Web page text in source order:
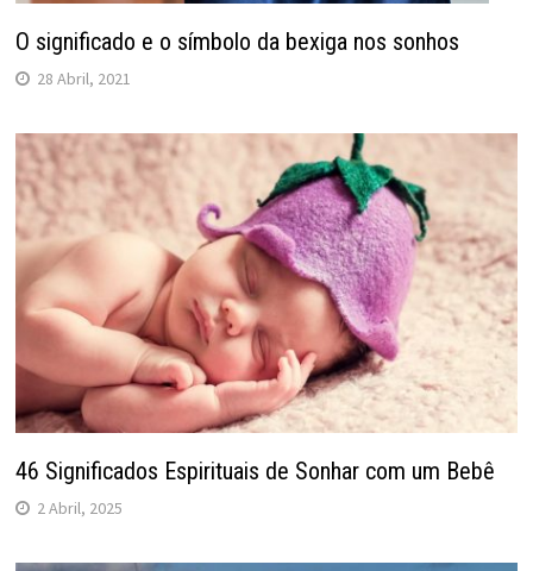
O significado e o símbolo da bexiga nos sonhos
28 Abril, 2021
46 Significados Espirituais de Sonhar com um Bebê
2 Abril, 2025